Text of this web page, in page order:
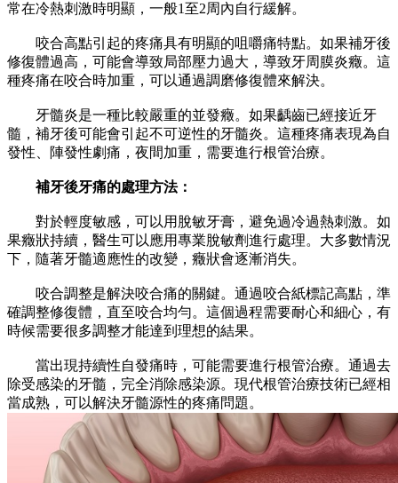
常在冷熱刺激時明顯，一般1至2周內自行緩解。
咬合高點引起的疼痛具有明顯的咀嚼痛特點。如果補牙後
修復體過高，可能會導致局部壓力過大，導致牙周膜炎癥。這
種疼痛在咬合時加重，可以通過調磨修復體來解決。
牙髓炎是一種比較嚴重的並發癥。如果齲齒已經接近牙
髓，補牙後可能會引起不可逆性的牙髓炎。這種疼痛表現為自
發性、陣發性劇痛，夜間加重，需要進行根管治療。
補牙後牙痛的處理方法：
對於輕度敏感，可以用脫敏牙膏，避免過冷過熱刺激。如
果癥狀持續，醫生可以應用專業脫敏劑進行處理。大多數情況
下，隨著牙髓適應性的改變，癥狀會逐漸消失。
咬合調整是解決咬合痛的關鍵。通過咬合紙標記高點，準
確調整修復體，直至咬合均勻。這個過程需要耐心和細心，有
時候需要很多調整才能達到理想的結果。
當出現持續性自發痛時，可能需要進行根管治療。通過去
除受感染的牙髓，完全消除感染源。現代根管治療技術已經相
當成熟，可以解決牙髓源性的疼痛問題。